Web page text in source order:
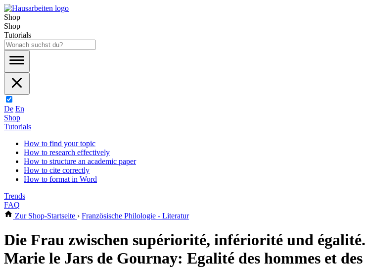
Shop
Shop
Tutorials
De En
Shop
Tutorials
How to find your topic
How to research effectively
How to structure an academic paper
How to cite correctly
How to format in Word
Trends
FAQ
Zur Shop-Startseite › Französische Philologie - Literatur
Die Frau zwischen supériorité, infériorité und
Marie le Jars de Gournay: Egalité des hommes et des